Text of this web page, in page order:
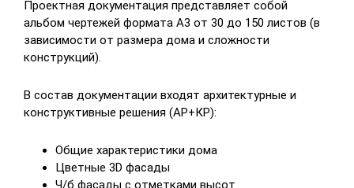
Проектная документация представляет собой
альбом чертежей формата А3 от 30 до 150 листов (в
зависимости от размера дома и сложности
конструкций).
В состав документации входят архитектурные и
конструктивные решения (АР+КР):
Общие характеристики дома
Цветные 3D фасады
Ч/б фасады с отметками высот